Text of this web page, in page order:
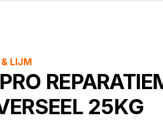
& LIJM
25KG